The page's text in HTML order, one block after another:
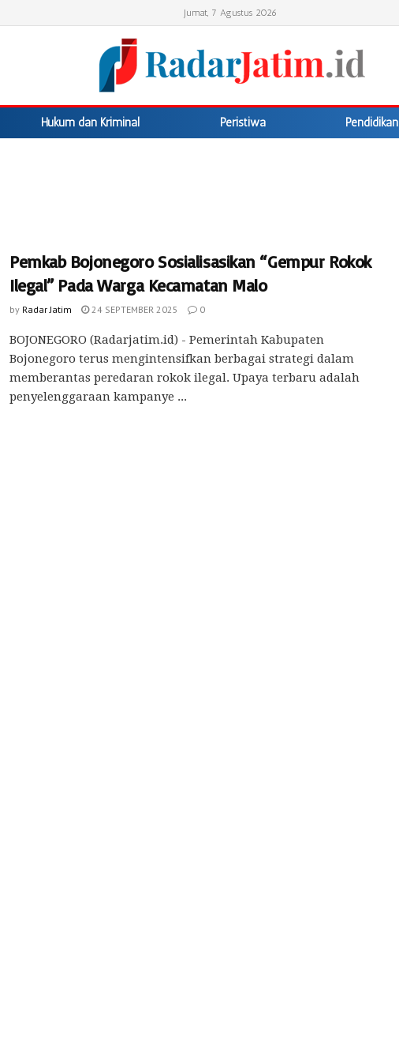
Jumat, 7 Agustus 2026
Hukum dan Kriminal Peristiwa Pendidikan
Pemkab Bojonegoro Sosialisasikan “Gempur Rokok
Ilegal” Pada Warga Kecamatan Malo
by Radar Jatim 24 SEPTEMBER 2025 0
BOJONEGORO (Radarjatim.id) - Pemerintah Kabupaten
Bojonegoro terus mengintensifkan berbagai strategi dalam
memberantas peredaran rokok ilegal. Upaya terbaru adalah
penyelenggaraan kampanye ...